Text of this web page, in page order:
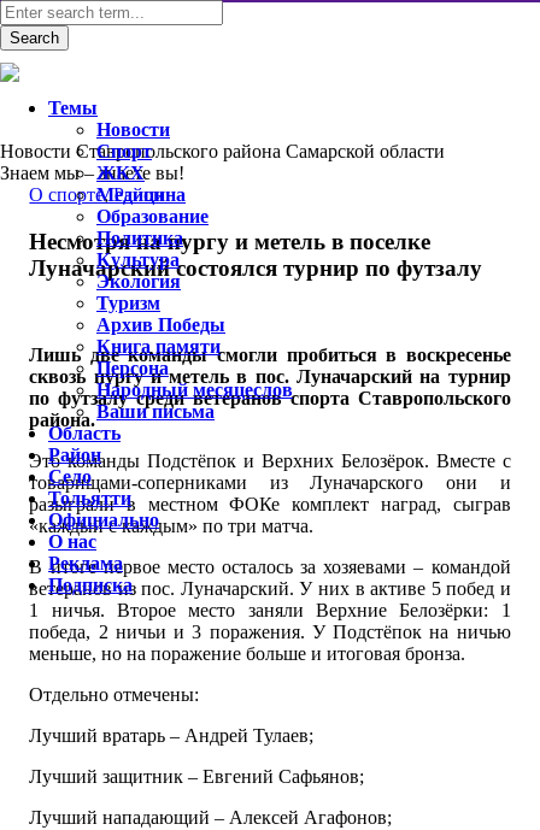
Новости Ставропольского района Самарской области
Знаем мы – знаете вы!
O спорте,Район
Несмотря на пургу и метель в поселке
Луначарский состоялся турнир по футзалу
Лишь две команды смогли пробиться в воскресенье
сквозь пургу и метель в пос. Луначарский на турнир
по футзалу среди ветеранов спорта Ставропольского
района.
Это команды Подстёпок и Верхних Белозёрок. Вместе с
товарищами-соперниками из Луначарского они и
разыграли в местном ФОКе комплект наград, сыграв
«каждый с каждым» по три матча.
В итоге первое место осталось за хозяевами – командой
ветеранов из пос. Луначарский. У них в активе 5 побед и
1 ничья. Второе место заняли Верхние Белозёрки: 1
победа, 2 ничьи и 3 поражения. У Подстёпок на ничью
меньше, но на поражение больше и итоговая бронза.
Отдельно отмечены:
Лучший вратарь – Андрей Тулаев;
Лучший защитник – Евгений Сафьянов;
Лучший нападающий – Алексей Агафонов;
Темы
Новости
Спорт
ЖКХ
Медицина
Образование
Политика
Культура
Экология
Туризм
Архив Победы
Книга памяти
Персона
Народный месяцеслов
Ваши письма
Область
Район
Село
Тольятти
Официально
О нас
Реклама
Подписка